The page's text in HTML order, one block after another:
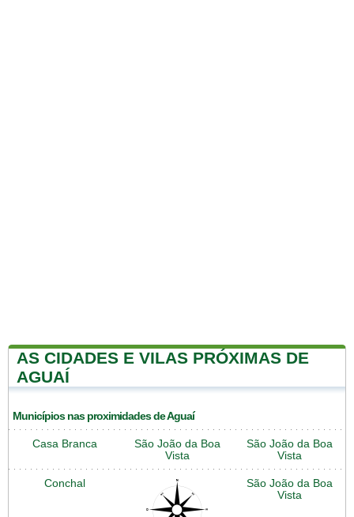
AS CIDADES E VILAS PRÓXIMAS DE
AGUAÍ
Municípios nas proximidades de Aguaí
Casa Branca
São João da Boa
Vista
São João da Boa
Vista
Conchal
São João da Boa
Vista